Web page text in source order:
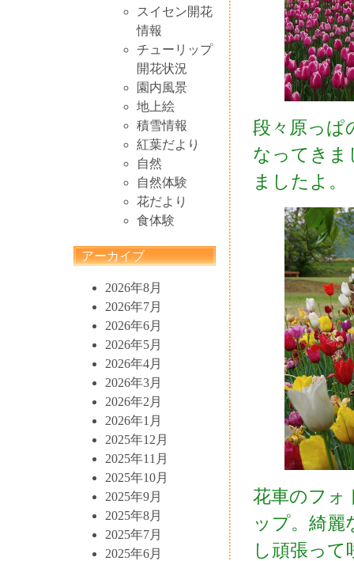
スイセン開花
情報
チューリップ
開花状況
園内風景
地上絵
積雪情報
紅葉だより
自然
自然体験
花だより
食体験
アーカイブ
2026年8月
2026年7月
2026年6月
2026年5月
2026年4月
2026年3月
2026年2月
2026年1月
2025年12月
2025年11月
2025年10月
2025年9月
2025年8月
2025年7月
2025年6月
段々原っぱ
なってきま
ましたよ。
花車のフォ
ップ。綺
し頑張っ